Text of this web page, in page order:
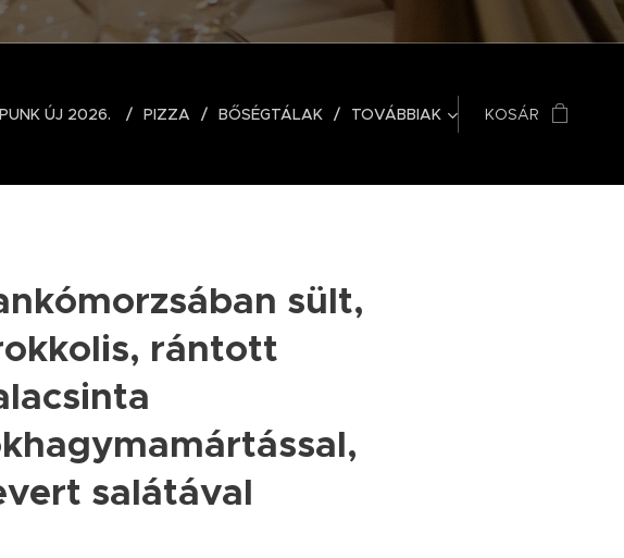
ÚJ 2026. PIZZA BŐSÉGTÁLAK TOVÁBBIAK KOSÁR
sült,
rántott
salátával